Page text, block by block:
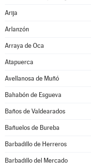
Arija
Arlanzón
Arraya de Oca
Atapuerca
Avellanosa de Muñó
Bahabón de Esgueva
Baños de Valdearados
Bañuelos de Bureba
Barbadillo de Herreros
Barbadillo del Mercado